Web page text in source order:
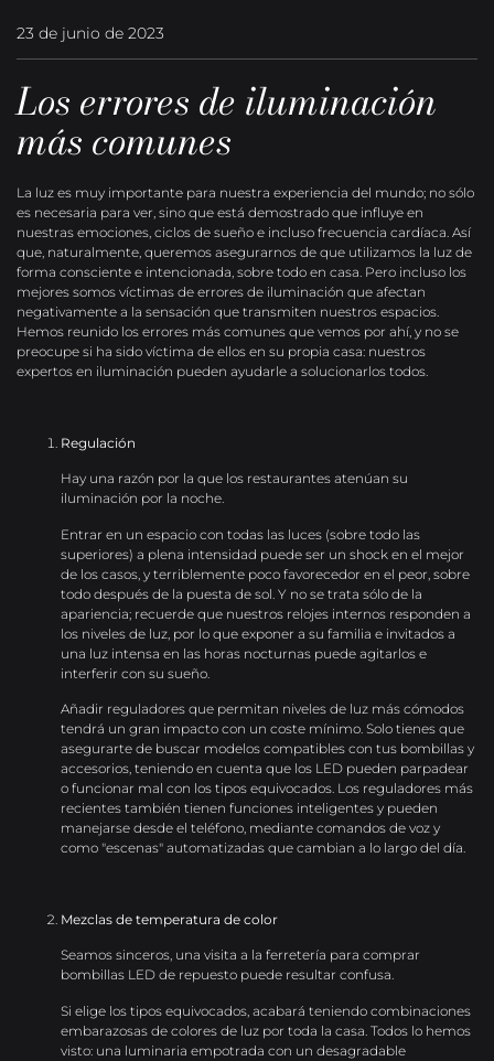
23 de junio de 2023
Los errores de iluminación
más comunes
La luz es muy importante para nuestra experiencia del mundo; no sólo
es necesaria para ver, sino que está demostrado que influye en
nuestras emociones, ciclos de sueño e incluso frecuencia cardíaca. Así
que, naturalmente, queremos asegurarnos de que utilizamos la luz de
forma consciente e intencionada, sobre todo en casa. Pero incluso los
mejores somos víctimas de errores de iluminación que afectan
negativamente a la sensación que transmiten nuestros espacios.
Hemos reunido los errores más comunes que vemos por ahí, y no se
preocupe si ha sido víctima de ellos en su propia casa: nuestros
expertos en iluminación pueden ayudarle a solucionarlos todos.
Regulación
Hay una razón por la que los restaurantes atenúan su
iluminación por la noche.
Entrar en un espacio con todas las luces (sobre todo las
superiores) a plena intensidad puede ser un shock en el mejor
de los casos, y terriblemente poco favorecedor en el peor, sobre
todo después de la puesta de sol. Y no se trata sólo de la
apariencia; recuerde que nuestros relojes internos responden a
los niveles de luz, por lo que exponer a su familia e invitados a
una luz intensa en las horas nocturnas puede agitarlos e
interferir con su sueño.
Añadir reguladores que permitan niveles de luz más cómodos
tendrá un gran impacto con un coste mínimo. Solo tienes que
asegurarte de buscar modelos compatibles con tus bombillas y
accesorios, teniendo en cuenta que los LED pueden parpadear
o funcionar mal con los tipos equivocados. Los reguladores más
recientes también tienen funciones inteligentes y pueden
manejarse desde el teléfono, mediante comandos de voz y
como "escenas" automatizadas que cambian a lo largo del día.
Mezclas de temperatura de color
Seamos sinceros, una visita a la ferretería para comprar
bombillas LED de repuesto puede resultar confusa.
Si elige los tipos equivocados, acabará teniendo combinaciones
embarazosas de colores de luz por toda la casa. Todos lo hemos
visto: una luminaria empotrada con un desagradable